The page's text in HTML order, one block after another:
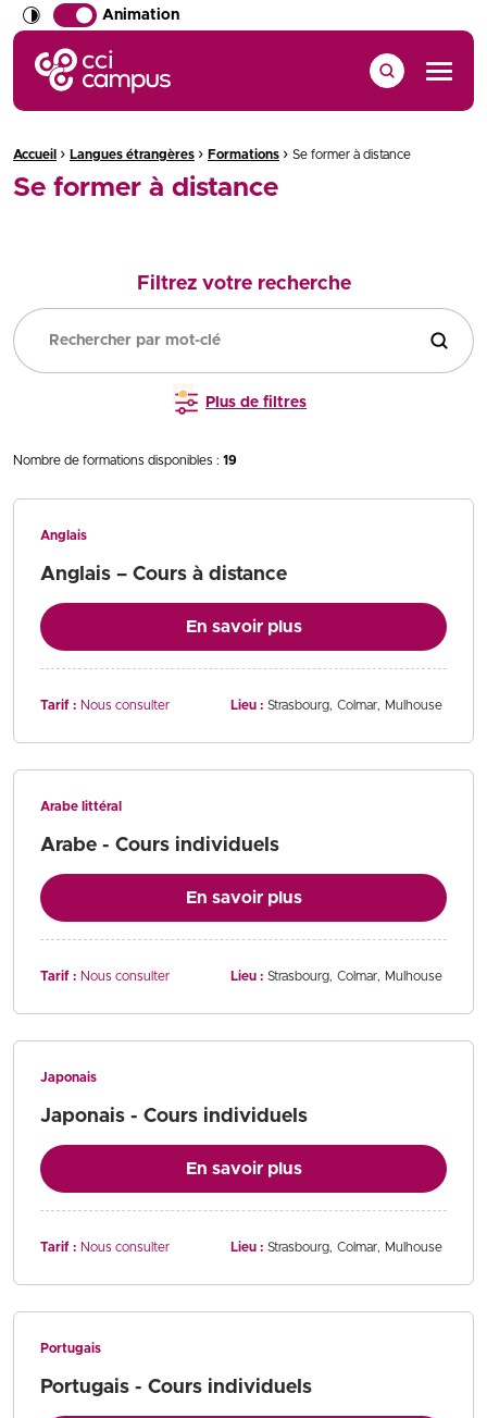
Animation
CCI Campus La formation qui vous ressemble
Menu
Fil d'Ariane :
Accueil › Langues étrangères › Formations › Se former à distance
Se former à distance
Filtrez votre recherche
Filtrer
Plus de filtres
Nombre de formations disponibles : 19
Anglais
Anglais – Cours à distance
En savoir plus
Tarif : Nous consulter Lieu : Strasbourg Colmar Mulhouse
Arabe littéral
Arabe - Cours individuels
En savoir plus
Tarif : Nous consulter Lieu : Strasbourg Colmar Mulhouse
Japonais
Japonais - Cours individuels
En savoir plus
Tarif : Nous consulter Lieu : Strasbourg Colmar Mulhouse
Portugais
Portugais - Cours individuels